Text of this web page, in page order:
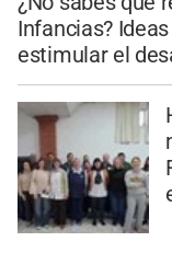
Infancias?
estimular el